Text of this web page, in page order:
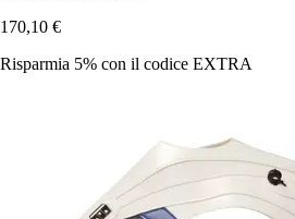
170,10 €
Risparmia 5% con il codice EXTRA